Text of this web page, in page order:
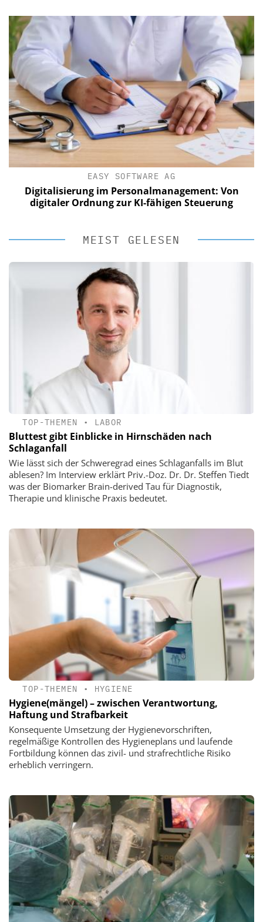
EASY SOFTWARE AG
Digitalisierung im Personalmanagement: Von
digitaler Ordnung zur KI-fähigen Steuerung
MEIST GELESEN
TOP-THEMEN • LABOR
Bluttest gibt Einblicke in Hirnschäden nach
Schlaganfall
Wie lässt sich der Schweregrad eines Schlaganfalls im Blut
ablesen? Im Interview erklärt Priv.-Doz. Dr. Dr. Steffen Tiedt
was der Biomarker Brain-derived Tau für Diagnostik,
Therapie und klinische Praxis bedeutet.
TOP-THEMEN • HYGIENE
Hygiene(mängel) – zwischen Verantwortung,
Haftung und Strafbarkeit
Konsequente Umsetzung der Hygienevorschriften,
regelmäßige Kontrollen des Hygieneplans und laufende
Fortbildung können das zivil- und strafrechtliche Risiko
erheblich verringern.